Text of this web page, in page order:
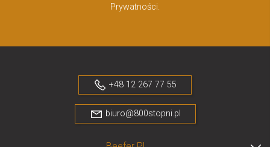
Prywatności.
+48 12 267 77 55
biuro@800stopni.pl